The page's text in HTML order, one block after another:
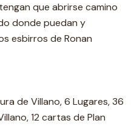
que abrirse camino
donde puedan y
esbirros de Ronan
de Villano, 6 Lugares, 36
12 cartas de Plan